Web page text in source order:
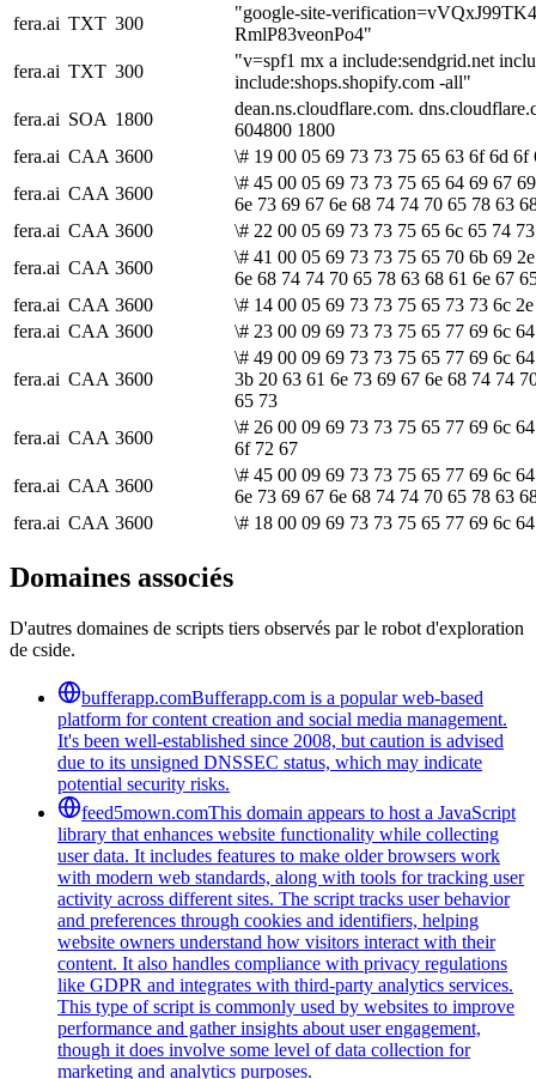
fera.ai TXT 300
"google-site-
RmlP83veonPo4"
fera.ai TXT 300
"v=spf1 mx a include:sendgrid.net
include:shops.shopify.com -all"
fera.ai SOA 1800
dean.ns.cloudflare.com.
604800 1800
fera.ai CAA 3600
\# 19 00 05 69 73 73 75 65 63 6f 6d
fera.ai CAA 3600
\# 45 00 05 69 73 73 75 65 64 69 67
6e 73 69 67 6e 68 74 74 70 65 78 63
fera.ai CAA 3600
\# 22 00 05 69 73 73 75 65 6c 65 74
fera.ai CAA 3600
\# 41 00 05 69 73 73 75 65 70 6b 69
6e 68 74 74 70 65 78 63 68 61 6e 67
fera.ai CAA 3600
\# 14 00 05 69 73 73 75 65 73 73 6c
fera.ai CAA 3600 \# 23 00 09 69 73 73 75 65 77 69 6c
fera.ai CAA 3600
\# 49 00 09 69 73 73 75 65 77 69 6c
3b 20 63 61 6e 73 69 67 6e 68 74 74
65 73
fera.ai CAA 3600
\# 26 00 09 69 73 73 75 65 77 69 6c
6f 72 67
fera.ai CAA 3600
\# 45 00 09 69 73 73 75 65 77 69 6c
6e 73 69 67 6e 68 74 74 70 65 78 63
fera.ai CAA 3600 \# 18 00 09 69 73 73 75 65 77 69 6c
Domaines associés
D'autres domaines de scripts tiers observés par le robot d'exploration
de cside.
bufferapp.comBufferapp.com is a popular web-based
platform for content creation and social media management.
It's been well-established since 2008, but caution is advised
due to its unsigned DNSSEC status, which may indicate
potential security risks.
feed5mown.comThis domain appears to host a JavaScript
library that enhances website functionality while collecting
user data. It includes features to make older browsers work
with modern web standards, along with tools for tracking user
activity across different sites. The script tracks user behavior
and preferences through cookies and identifiers, helping
website owners understand how visitors interact with their
content. It also handles compliance with privacy regulations
like GDPR and integrates with third-party analytics services.
This type of script is commonly used by websites to improve
performance and gather insights about user engagement,
though it does involve some level of data collection for
marketing and analytics purposes.